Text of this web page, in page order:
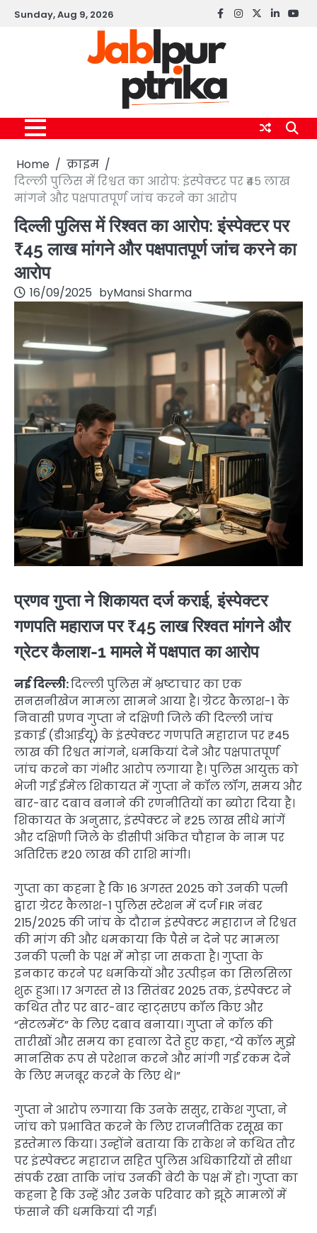
SkipSunday, Aug 9, 2026 Facebook
instagram
twitterlinkedin
Home
क्राइम
दिल्ली पुलिस में रिश्वत का आरोप: इंस्पेक्टर पर ₹45 लाख
मांगने और पक्षपातपूर्ण जांच करने का आरोप
दिल्ली पुलिस में रिश्वत का आरोप: इंस्पेक्टर पर
₹45 लाख मांगने और पक्षपातपूर्ण जांच करने का
आरोप
16/09/2025 byMansi Sharma
प्रणव गुप्ता ने शिकायत दर्ज कराई, इंस्पेक्टर
गणपति महाराज पर ₹45 लाख रिश्वत मांगने और
ग्रेटर कैलाश-1 मामले में पक्षपात का आरोप
नई दिल्ली:दिल्ली पुलिस में भ्रष्टाचार का एक
सनसनीखेज मामला सामने आया है। ग्रेटर कैलाश-1 के
निवासी प्रणव गुप्ता ने दक्षिणी जिले की दिल्ली जांच
इकाई (डीआईयू) के इंस्पेक्टर गणपति महाराज पर ₹45
लाख की रिश्वत मांगने, धमकियां देने और पक्षपातपूर्ण
जांच करने का गंभीर आरोप लगाया है। पुलिस आयुक्त को
भेजी गई ईमेल शिकायत में गुप्ता ने कॉल लॉग, समय और
बार-बार दबाव बनाने की रणनीतियों का ब्योरा दिया है।
शिकायत के अनुसार, इंस्पेक्टर ने ₹25 लाख सीधे मांगें
और दक्षिणी जिले के डीसीपी अंकित चौहान के नाम पर
अतिरिक्त ₹20 लाख की राशि मांगी।
गुप्ता का कहना है कि 16 अगस्त 2025 को उनकी पत्नी
द्वारा ग्रेटर कैलाश-1 पुलिस स्टेशन में दर्ज FIR नंबर
215/2025 की जांच के दौरान इंस्पेक्टर महाराज ने रिश्वत
की मांग की और धमकाया कि पैसे न देने पर मामला
उनकी पत्नी के पक्ष में मोड़ा जा सकता है। गुप्ता के
इनकार करने पर धमकियों और उत्पीड़न का सिलसिला
शुरू हुआ। 17 अगस्त से 13 सितंबर 2025 तक, इंस्पेक्टर ने
कथित तौर पर बार-बार व्हाट्सएप कॉल किए और
“सेटलमेंट” के लिए दबाव बनाया। गुप्ता ने कॉल की
तारीखों और समय का हवाला देते हुए कहा, “ये कॉल मुझे
मानसिक रूप से परेशान करने और मांगी गई रकम देने
के लिए मजबूर करने के लिए थे।”
गुप्ता ने आरोप लगाया कि उनके ससुर, राकेश गुप्ता, ने
जांच को प्रभावित करने के लिए राजनीतिक रसूख का
इस्तेमाल किया। उन्होंने बताया कि राकेश ने कथित तौर
पर इंस्पेक्टर महाराज सहित पुलिस अधिकारियों से सीधा
संपर्क रखा ताकि जांच उनकी बेटी के पक्ष में हो। गुप्ता का
कहना है कि उन्हें और उनके परिवार को झूठे मामलों में
फंसाने की धमकियां दी गईं।